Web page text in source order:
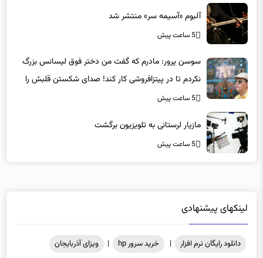
5 ساعت پیش
نکردم تا در پیتزافروشی کار کند! صدای شکستن قلبش را
شنیدم
5 ساعت پیش
5 ساعت پیش
دانلود رایگان نرم افزار